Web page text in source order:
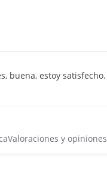
buena, estoy satisfecho.
Valoraciones y opiniones